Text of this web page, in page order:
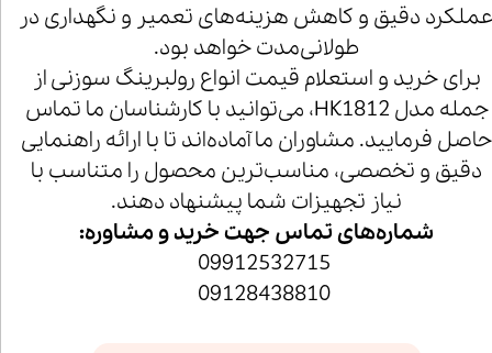
دقیق و کاهش هزینه‌های تعمیر و نگهداری در
طولانی‌مدت خواهد بود.
برای خرید و استعلام قیمت انواع رولبرینگ سوزنی از
جمله مدل HK1812، می‌توانید با کارشناسان ما تماس
حاصل فرمایید. مشاوران ما آماده‌اند تا با ارائه راهنمایی
دقیق و تخصصی، مناسب‌ترین محصول را متناسب با
نیاز تجهیزات شما پیشنهاد دهند.
شماره‌های تماس جهت خرید و مشاوره:
09912532715
09128438810